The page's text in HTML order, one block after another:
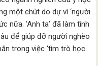
một chút do dự vì ‘người
nữa. ‘Anh ta’ đã làm tình
để giúp đỡ người nghèo
trong việc ‘tìm trò học